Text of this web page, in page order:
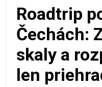
Roadtrip
Čechách:
skaly a
len